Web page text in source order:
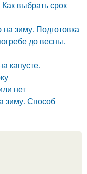
выбрать срок
зиму. Подготовка
до весны.
капусте.
нет
зиму. Способ